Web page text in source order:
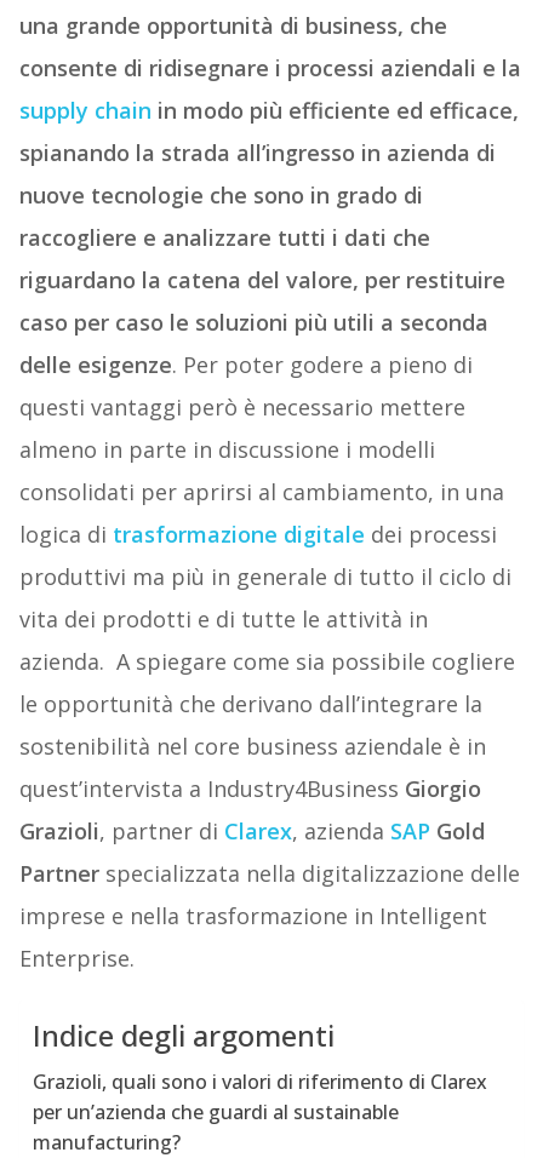
una grande opportunità di business, che
consente di ridisegnare i processi aziendali e la
supply chain in modo più efficiente ed efficace,
spianando la strada all’ingresso in azienda di
nuove tecnologie che sono in grado di
raccogliere e analizzare tutti i dati che
riguardano la catena del valore, per restituire
caso per caso le soluzioni più utili a seconda
delle esigenze. Per poter godere a pieno di
questi vantaggi però è necessario mettere
almeno in parte in discussione i modelli
consolidati per aprirsi al cambiamento, in una
logica di trasformazione digitale dei processi
produttivi ma più in generale di tutto il ciclo di
vita dei prodotti e di tutte le attività in
azienda. A spiegare come sia possibile cogliere
le opportunità che derivano dall’integrare la
sostenibilità nel core business aziendale è in
quest’intervista a Industry4Business Giorgio
Grazioli, partner di Clarex, azienda SAP Gold
Partnerspecializzata nella digitalizzazione delle
imprese e nella trasformazione in Intelligent
Enterprise.
Indice degli argomenti
Grazioli, quali sono i valori di riferimento di Clarex
per un’azienda che guardi al sustainable
manufacturing?